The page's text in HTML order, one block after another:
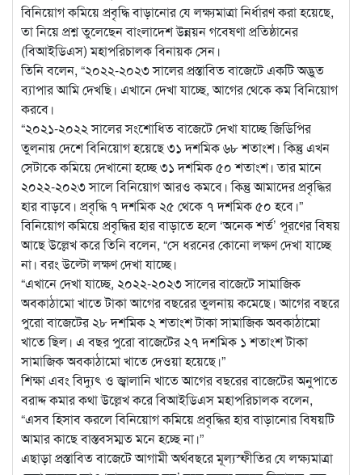
বিনিয়োগ কমিয়ে প্রবৃদ্ধি বাড়ানোর যে লক্ষ্যমাত্রা নির্ধারণ করা হয়েছে,
তা নিয়ে প্রশ্ন তুলেছেন বাংলাদেশ উন্নয়ন গবেষণা প্রতিষ্ঠানের
(বিআইডিএস) মহাপরিচালক বিনায়ক সেন।
তিনি বলেন, “২০২২-২০২৩ সালের প্রস্তাবিত বাজেটে একটি অদ্ভুত
ব্যাপার আমি দেখছি। এখানে দেখা যাচ্ছে, আগের থেকে কম বিনিয়োগ
করবে।
“২০২১-২০২২ সালের সংশোধিত বাজেটে দেখা যাচ্ছে জিডিপির
তুলনায় দেশে বিনিয়োগ হয়েছে ৩১ দশমিক ৬৮ শতাংশ। কিন্তু এখন
সেটাকে কমিয়ে দেখানো হচ্ছে ৩১ দশমিক ৫০ শতাংশ। তার মানে
২০২২-২০২৩ সালে বিনিয়োগ আরও কমবে। কিন্তু আমাদের প্রবৃদ্ধির
হার বাড়বে। প্রবৃদ্ধি ৭ দশমিক ২৫ থেকে ৭ দশমিক ৫০ হবে।”
বিনিয়োগ কমিয়ে প্রবৃদ্ধির হার বাড়াতে হলে ‘অনেক শর্ত’ পূরণের বিষয়
আছে উল্লেখ করে তিনি বলেন, “সে ধরনের কোনো লক্ষণ দেখা যাচ্ছে
না। বরং উল্টো লক্ষণ দেখা যাচ্ছে।
“এখানে দেখা যাচ্ছে, ২০২২-২০২৩ সালের বাজেটে সামাজিক
অবকাঠামো খাতে টাকা আগের বছরের তুলনায় কমেছে। আগের বছরে
পুরো বাজেটের ২৮ দশমিক ২ শতাংশ টাকা সামাজিক অবকাঠামো
খাতে ছিল। এ বছর পুরো বাজেটের ২৭ দশমিক ১ শতাংশ টাকা
সামাজিক অবকাঠামো খাতে দেওয়া হয়েছে।”
শিক্ষা এবং বিদ্যুৎ ও জ্বালানি খাতে আগের বছরের বাজেটের অনুপাতে
বরাদ্দ কমার কথা উল্লেখ করে বিআইডিএস মহাপরিচালক বলেন,
“এসব হিসাব করলে বিনিয়োগ কমিয়ে প্রবৃদ্ধির হার বাড়ানোর বিষয়টি
আমার কাছে বাস্তবসম্মত মনে হচ্ছে না।”
এছাড়া প্রস্তাবিত বাজেটে আগামী অর্থবছরে মূল্যস্ফীতির যে লক্ষ্যমাত্রা